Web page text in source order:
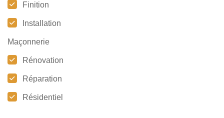
Finition
Installation
Maçonnerie
Rénovation
Réparation
Résidentiel